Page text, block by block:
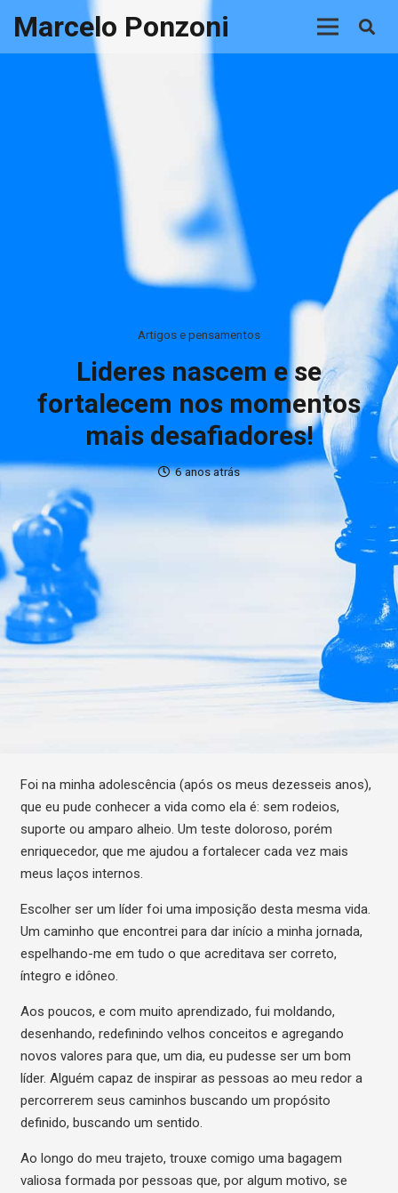
Marcelo Ponzoni
Artigos e pensamentos
Lideres nascem e se
fortalecem nos momentos
mais desafiadores!
6 anos atrás
Foi na minha adolescência (após os meus dezesseis anos),
que eu pude conhecer a vida como ela é: sem rodeios,
suporte ou amparo alheio. Um teste doloroso, porém
enriquecedor, que me ajudou a fortalecer cada vez mais
meus laços internos.
Escolher ser um líder foi uma imposição desta mesma vida.
Um caminho que encontrei para dar início a minha jornada,
espelhando-me em tudo o que acreditava ser correto,
íntegro e idôneo.
Aos poucos, e com muito aprendizado, fui moldando,
desenhando, redefinindo velhos conceitos e agregando
novos valores para que, um dia, eu pudesse ser um bom
líder. Alguém capaz de inspirar as pessoas ao meu redor a
percorrerem seus caminhos buscando um propósito
definido, buscando um sentido.
Ao longo do meu trajeto, trouxe comigo uma bagagem
valiosa formada por pessoas que, por algum motivo, se